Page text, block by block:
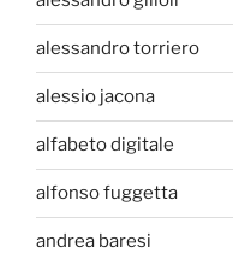
alessandro torriero
alessio jacona
alfabeto digitale
alfonso fuggetta
andrea baresi